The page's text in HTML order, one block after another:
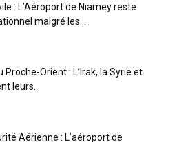
: L’Aéroport de Niamey reste
malgré les...
Proche-Orient : L’Irak, la Syrie et
leurs...
Aérienne : L’aéroport de